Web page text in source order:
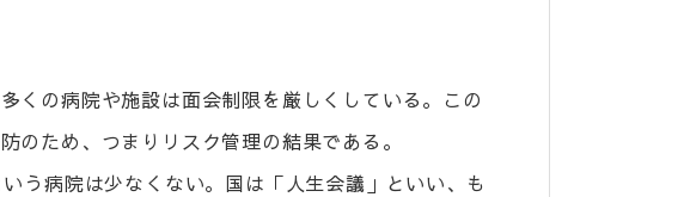
くの病院や施設は面会制限を厳しくしている。この
のため、つまりリスク管理の結果である。
う病院は少なくない。国は「人生会議」といい、も